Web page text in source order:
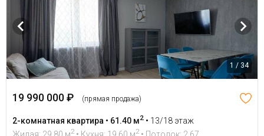
1 / 34
19 990 000 ₽ (прямая продажа)
2-комнатная квартира • 61.40 м2 • 13/18 этаж
Жилая: 29.80 м2 • Кухня: 19.60 м2 • Потолок: 2.67